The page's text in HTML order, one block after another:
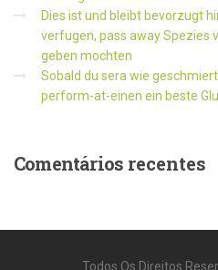
Dies ist und bleibt bevorzugt
verfugen, pass away Spezies
geben mochten
Sobald du sera wie
perform-at-einen ein beste
Comentários recentes
Todos Os Direitos